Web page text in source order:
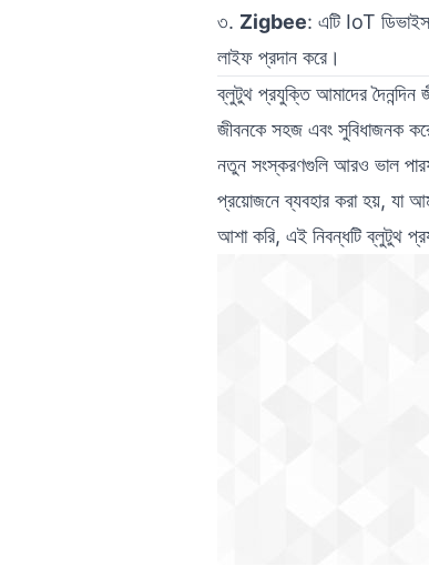
৩. Zigbee: এটি IoT
লাইফ প্রদান করে।
ব্লুটুথ প্রযুক্তি আমাদের
জীবনকে সহজ এবং সুবিধাজনক
নতুন সংস্করণগুলি আরও ভাল
প্রয়োজনে ব্যবহার করা হয়, যা
আশা করি, এই নিবন্ধটি ব্লুটুথ